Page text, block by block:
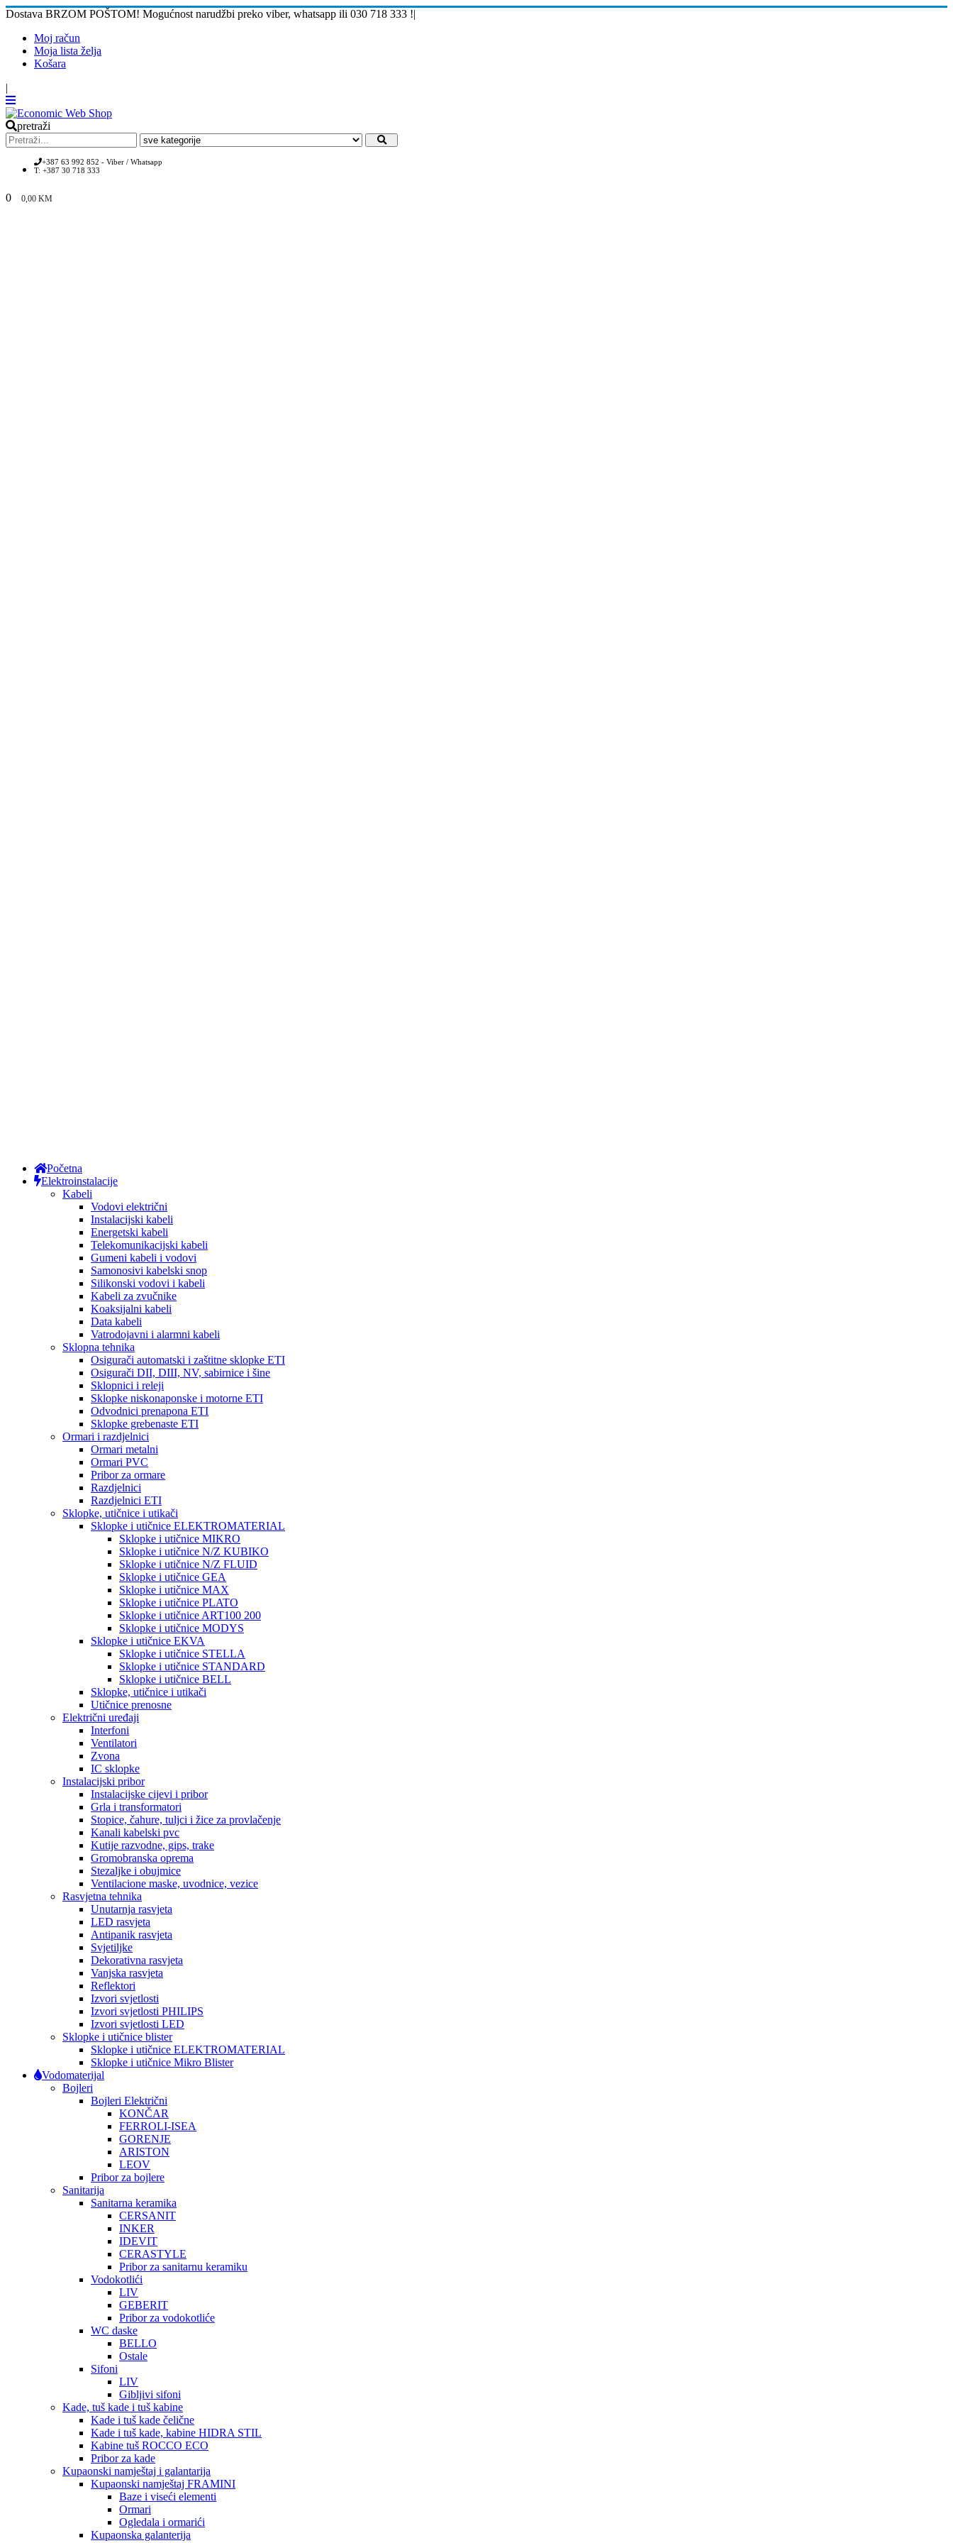
Dostava BRZOM POŠTOM! Mogućnost narudžbi preko viber, whatsapp ili 030 718 333 !|
Moj račun
Moja lista želja
Košara
|
pretraži
+387 63 992 852 - Viber / Whatsapp
T: +387 30 718 333
0 0,00 KM
Početna
Elektroinstalacije
Kabeli
Vodovi električni
Instalacijski kabeli
Energetski kabeli
Telekomunikacijski kabeli
Gumeni kabeli i vodovi
Samonosivi kabelski snop
Silikonski vodovi i kabeli
Kabeli za zvučnike
Koaksijalni kabeli
Data kabeli
Vatrodojavni i alarmni kabeli
Sklopna tehnika
Osigurači automatski i zaštitne sklopke ETI
Osigurači DII, DIII, NV, sabirnice i šine
Sklopnici i releji
Sklopke niskonaponske i motorne ETI
Odvodnici prenapona ETI
Sklopke grebenaste ETI
Ormari i razdjelnici
Ormari metalni
Ormari PVC
Pribor za ormare
Razdjelnici
Razdjelnici ETI
Sklopke, utičnice i utikači
Sklopke i utičnice ELEKTROMATERIAL
Sklopke i utičnice MIKRO
Sklopke i utičnice N/Z KUBIKO
Sklopke i utičnice N/Z FLUID
Sklopke i utičnice GEA
Sklopke i utičnice MAX
Sklopke i utičnice PLATO
Sklopke i utičnice ART100 200
Sklopke i utičnice MODYS
Sklopke i utičnice EKVA
Sklopke i utičnice STELLA
Sklopke i utičnice STANDARD
Sklopke i utičnice BELL
Sklopke, utičnice i utikači
Utičnice prenosne
Električni uređaji
Interfoni
Ventilatori
Zvona
IC sklopke
Instalacijski pribor
Instalacijske cijevi i pribor
Grla i transformatori
Stopice, čahure, tuljci i žice za provlačenje
Kanali kabelski pvc
Kutije razvodne, gips, trake
Gromobranska oprema
Stezaljke i obujmice
Ventilacione maske, uvodnice, vezice
Rasvjetna tehnika
Unutarnja rasvjeta
LED rasvjeta
Antipanik rasvjeta
Svjetiljke
Dekorativna rasvjeta
Vanjska rasvjeta
Reflektori
Izvori svjetlosti
Izvori svjetlosti PHILIPS
Izvori svjetlosti LED
Sklopke i utičnice blister
Sklopke i utičnice ELEKTROMATERIAL
Sklopke i utičnice Mikro Blister
Vodomaterijal
Bojleri
Bojleri Električni
KONČAR
FERROLI-ISEA
GORENJE
ARISTON
LEOV
Pribor za bojlere
Sanitarija
Sanitarna keramika
CERSANIT
INKER
IDEVIT
CERASTYLE
Pribor za sanitarnu keramiku
Vodokotlići
LIV
GEBERIT
Pribor za vodokotliće
WC daske
BELLO
Ostale
Sifoni
LIV
Gibljivi sifoni
Kade, tuš kade i tuš kabine
Kade i tuš kade čelične
Kade i tuš kade, kabine HIDRA STIL
Kabine tuš ROCCO ECO
Pribor za kade
Kupaonski namještaj i galantarija
Kupaonski namještaj FRAMINI
Baze i viseći elementi
Ormari
Ogledala i ormarići
Kupaonska galanterija